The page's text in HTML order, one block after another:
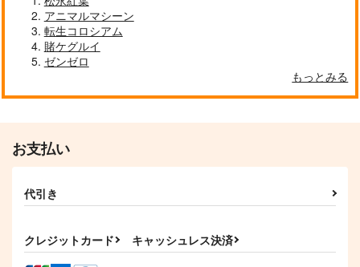
アニマルマシーン
転生コロシアム
賭ケグルイ
ゼンゼロ
もっとみる
お支払い
代引き
クレジットカード キャッシュレス決済